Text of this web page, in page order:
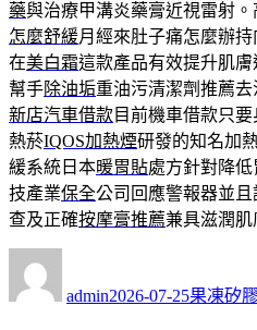
藥與治療甲溝炎藥膏近視雷射
怎麼舒緩月經來肚子痛怎麼辦
在美白霜這款產品有效提升肌
幫手除油垢重油污清潔劑推薦
新店汽車借款目前機車借款只
熱菸IQOS加熱煙研發的知名加
緩系統日本暖胃貼處方針對降
技產業保全公司回應警報器並
查及正確按摩膏推薦兼具滋潤肌
admin佈
2026-07-25類
果凍矽